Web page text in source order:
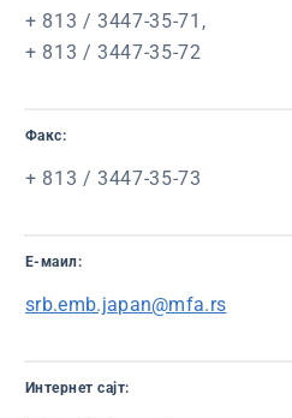
+ 813 / 3447-35-71,
+ 813 / 3447-35-72
Факс:
+ 813 / 3447-35-73
Е-маил:
srb.emb.japan@mfa.rs
Интернет сајт: